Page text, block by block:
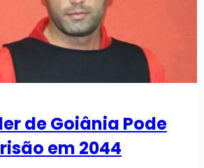
de Goiânia Pode
em 2044